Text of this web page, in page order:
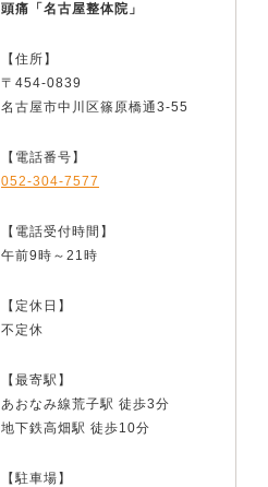
頭痛 「名古屋整体院」
【住所】
〒454-0839
名古屋市中川区篠原橋通3-55
【電話番号】
052-304-7577
【電話受付時間】
午前9時～21時
【定休日】
不定休
【最寄駅】
あおなみ線荒子駅 徒歩3分
地下鉄高畑駅 徒歩10分
【駐車場】